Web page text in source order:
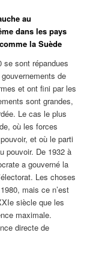
au
dans les pays
la Suède
se sont répandues
de
et ont fini par les
sont grandes,
Le cas le plus
où les forces
et où le parti
pouvoir. De 1932 à
a gouverné la
Les choses
mais ce n’est
siècle que les
maximale.
directe de